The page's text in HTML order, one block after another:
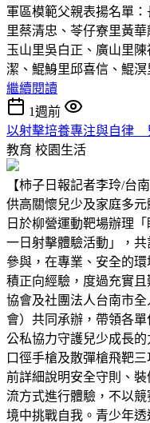
軍區模範父親表揚名單
里蔡清忠、苓仔寮里黃
玉山里吳白正、廣山里
潔、鯤鯓里邱喜信、鯤溟
繼續閱讀
1週前
以射擊培養專注與自律
教育 校園生活
【柿子日報記者李玲/台
供高關懷兒少及家庭多元
日於柳營運動靶場辦理
一日射擊體驗活動」，
參與，在專業、安全的
積正向經驗，度過充實
協會及社團法人台南市
會）共同承辦，帶領各
公私協力守護兒少成長
口徑手槍及散彈槍飛靶
前詳細說明安全守則、
流方式進行體驗，不以
境中挑戰自我。青少年